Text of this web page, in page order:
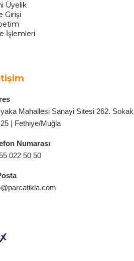
Üyelik
Girişi
İşlemleri
Mahallesi Sanayi Sitesi 262. Sokak
| Fethiye/Muğla
Numarası
022 50 50